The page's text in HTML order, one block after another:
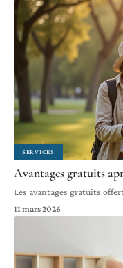
SERVICES
Avantages gratuits
Les avantages gratuits
11 mars 2026